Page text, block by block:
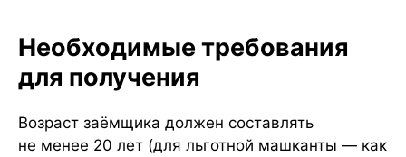
Необходимые требования
для получения
Возраст заёмщика должен составлять
не менее 20 лет (для льготной машканты — как